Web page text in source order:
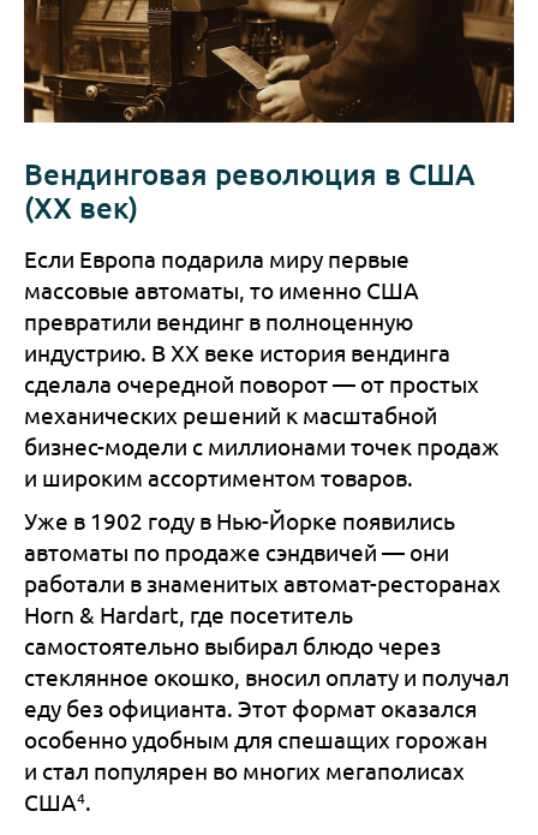
Вендинговая революция в США
(XX век)
Если Европа подарила миру первые
массовые автоматы, то именно США
превратили вендинг в полноценную
индустрию. В XX веке история вендинга
сделала очередной поворот — от простых
механических решений к масштабной
бизнес-модели с миллионами точек продаж
и широким ассортиментом товаров.
Уже в 1902 году в Нью-Йорке появились
автоматы по продаже сэндвичей — они
работали в знаменитых автомат-ресторанах
Horn & Hardart, где посетитель
самостоятельно выбирал блюдо через
стеклянное окошко, вносил оплату и получал
еду без официанта. Этот формат оказался
особенно удобным для спешащих горожан
и стал популярен во многих мегаполисах
США4.